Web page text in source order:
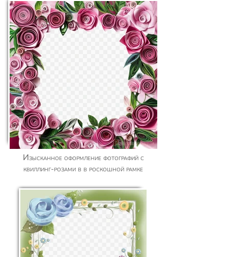
Изысканное оформление фотографий с
квиллинг-розами в в роскошной рамке